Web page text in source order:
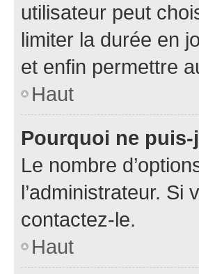
utilisateur peut
limiter la durée en
et enfin permettre
Haut
Pourquoi ne
Le nombre
l’administrateur. Si
contactez-le.
Haut